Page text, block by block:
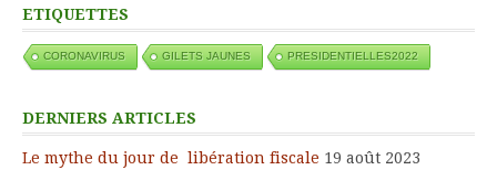
ETIQUETTES
CORONAVIRUS GILETS JAUNES PRESIDENTIELLES2022
DERNIERS ARTICLES
Le mythe du jour de libération fiscale 19 août 2023